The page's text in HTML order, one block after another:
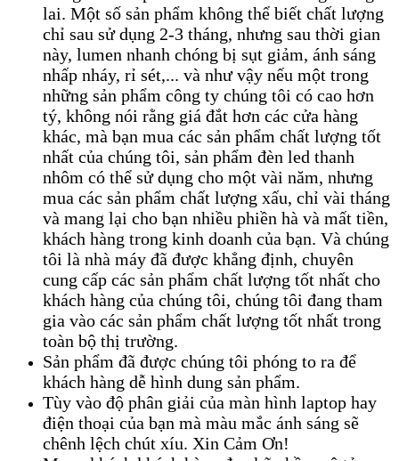
lai. Một số sản phẩm không thể biết chất lượng
chỉ sau sử dụng 2-3 tháng, nhưng sau thời gian
này, lumen nhanh chóng bị sụt giảm, ánh sáng
nhấp nháy, rỉ sét,... và như vậy nếu một trong
những sản phẩm công ty chúng tôi có cao hơn
tý, không nói rằng giá đắt hơn các cửa hàng
khác, mà bạn mua các sản phẩm chất lượng tốt
nhất của chúng tôi, sản phẩm đèn led thanh
nhôm có thể sử dụng cho một vài năm, nhưng
mua các sản phẩm chất lượng xấu, chỉ vài tháng
và mang lại cho bạn nhiều phiền hà và mất tiền,
khách hàng trong kinh doanh của bạn. Và chúng
tôi là nhà máy đã được khẳng định, chuyên
cung cấp các sản phẩm chất lượng tốt nhất cho
khách hàng của chúng tôi, chúng tôi đang tham
gia vào các sản phẩm chất lượng tốt nhất trong
toàn bộ thị trường.
Sản phẩm đã được chúng tôi phóng to ra để
khách hàng dễ hình dung sản phẩm.
Tùy vào độ phân giải của màn hình laptop hay
điện thoại của bạn mà màu mắc ánh sáng sẽ
chênh lệch chút xíu. Xin Cảm Ơn!